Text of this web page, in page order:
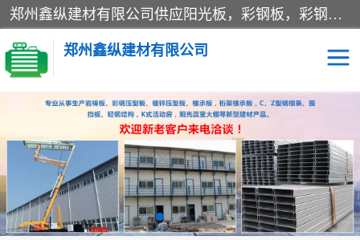
郑州鑫纵建材有限公司供应阳光板，彩钢板，彩钢钢构工程是一家集生产销售租赁安装于一体的企业，主要生产PC采光板，耐力板，仿古琉璃采光板，岩棉板、彩钢压型板、镀锌压型板、桁架楼承板，C、Z型钢檩条、围挡板、轻钢结构，阳光温室大棚等新型建材产品。公司旗下有多台移动式高空压瓦机租赁，承接全国各地业务，专业对外租赁各种型号压瓦机。
郑州鑫纵建材有限公司
高空瓦机租赁 ASA合成树脂仿古瓦
CZ型钢 FRP采光板
PC多层板 PC耐力板